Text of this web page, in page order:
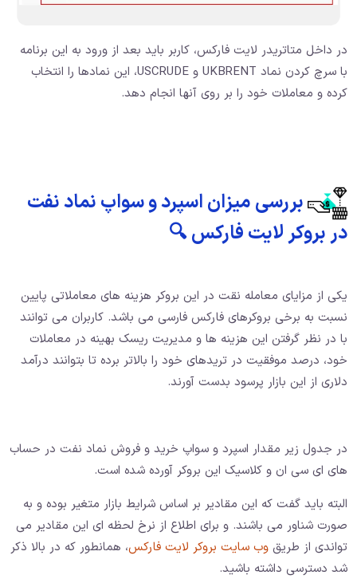
در داخل متاتریدر لایت فارکس، کاربر باید بعد از ورود به این برنامه
با سرچ کردن نماد UKBRENT و USCRUDE، این نمادها را انتخاب
کرده و معاملات خود را بر روی آنها انجام دهد.
بررسی میزان اسپرد و سواپ نماد نفت
در بروکر لایت فارکس 🔍
یکی از مزایای معامله نقت در این بروکر هزینه های معاملاتی پایین
نسبت به برخی بروکرهای فارکس فارسی می باشد. کاربران می توانند
با در نظر گرفتن این هزینه ها و مدیریت ریسک بهینه در معاملات
خود، درصد موفقیت در تریدهای خود را بالاتر برده تا بتوانند درآمد
دلاری از این بازار پرسود بدست آورند.
در جدول زیر مقدار اسپرد و سواپ خرید و فروش نماد نفت در حساب
های ای سی ان و کلاسیک این بروکر آورده شده است.
البته باید گفت که این مقادیر بر اساس شرایط بازار متغیر بوده و به
صورت شناور می باشند. و برای اطلاع از نرخ لحظه ای این مقادیر می
تواندی از طریق وب سایت بروکر لایت فارکس، همانطور که در بالا ذکر
شد دسترسی داشته باشید.